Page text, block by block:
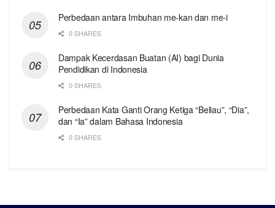
Perbedaan antara Imbuhan me-kan dan me-i
0 SHARES
Dampak Kecerdasan Buatan (AI) bagi Dunia
Pendidikan di Indonesia
0 SHARES
Perbedaan Kata Ganti Orang Ketiga “Beliau”, “Dia”,
dan “Ia” dalam Bahasa Indonesia
0 SHARES